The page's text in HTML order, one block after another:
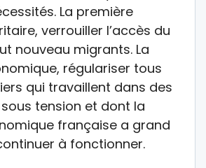
La première
verrouiller l’accès du
nouveau migrants. La
régulariser tous
qui travaillent dans des
tension et dont la
française a grand
à fonctionner.